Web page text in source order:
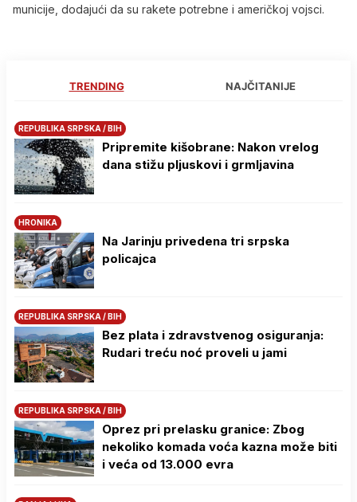
municije, dodajući da su rakete potrebne i američkoj vojsci.
TRENDING NAJČITANIJE
REPUBLIKA SRPSKA / BIH
Pripremite kišobrane: Nakon vrelog
dana stižu pljuskovi i grmljavina
HRONIKA
Na Јarinju privedena tri srpska
policajca
REPUBLIKA SRPSKA / BIH
Bez plata i zdravstvenog osiguranja:
Rudari treću noć proveli u jami
REPUBLIKA SRPSKA / BIH
Oprez pri prelasku granice: Zbog
nekoliko komada voća kazna može biti
i veća od 13.000 evra